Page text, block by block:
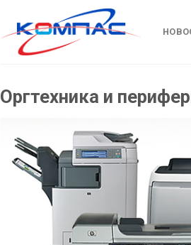
Оргтехника и